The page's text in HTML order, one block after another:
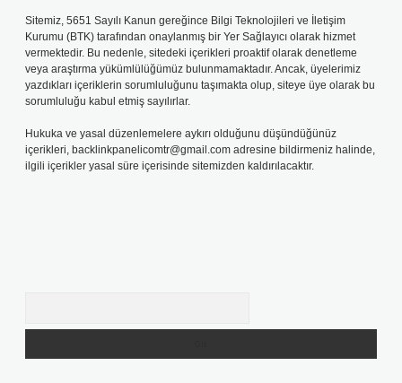
Sitemiz, 5651 Sayılı Kanun gereğince Bilgi Teknolojileri ve İletişim
Kurumu (BTK) tarafından onaylanmış bir Yer Sağlayıcı olarak hizmet
vermektedir. Bu nedenle, sitedeki içerikleri proaktif olarak denetleme
veya araştırma yükümlülüğümüz bulunmamaktadır. Ancak, üyelerimiz
yazdıkları içeriklerin sorumluluğunu taşımakta olup, siteye üye olarak bu
sorumluluğu kabul etmiş sayılırlar.
Hukuka ve yasal düzenlemelere aykırı olduğunu düşündüğünüz
içerikleri, backlinkpanelicomtr@gmail.com adresine bildirmeniz halinde,
ilgili içerikler yasal süre içerisinde sitemizden kaldırılacaktır.